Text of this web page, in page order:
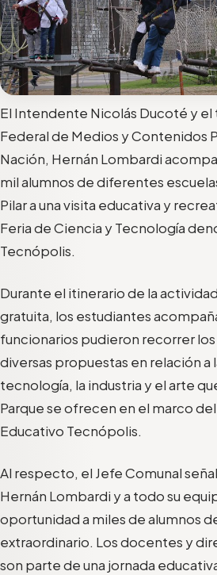
El Intendente Nicolás Ducoté y el
Federal de Medios y Contenidos
Nación, Hernán Lombardi
mil alumnos de diferentes
Pilar a una visita educativa y
Feria de Ciencia y Tecnología
Tecnópolis.
Durante el itinerario de la
gratuita, los estudiantes
funcionarios pudieron recorrer los
diversas propuestas en relación a
tecnología, la industria y el arte
Parque se ofrecen en el marco
Educativo Tecnópolis.
Al respecto, el Jefe Comunal
Hernán Lombardi y a todo su
oportunidad a miles de alumnos
extraordinario. Los docentes y
son parte de una jornada